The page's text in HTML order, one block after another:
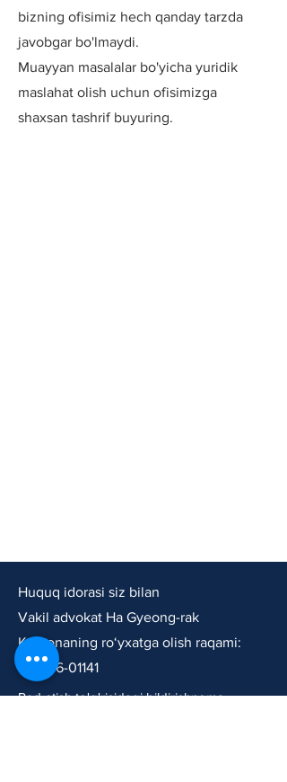
bizning ofisimiz hech qanday tarzda
javobgar bo'lmaydi.
Muayyan masalalar bo'yicha yuridik
maslahat olish uchun ofisimizga
shaxsan tashrif buyuring.
Huquq idorasi siz bilan
Vakil advokat Ha Gyeong-rak
Korxonaning ro‘yxatga olish raqami:
802-36-01141
Rad etish to'g'risidagi bildirishnoma